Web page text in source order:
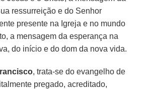
ressurreição e do Senhor
presente na Igreja e no mundo
a mensagem da esperança na
do início e do dom da nova vida.
, trata-se do evangelho de
pregado, acreditado,